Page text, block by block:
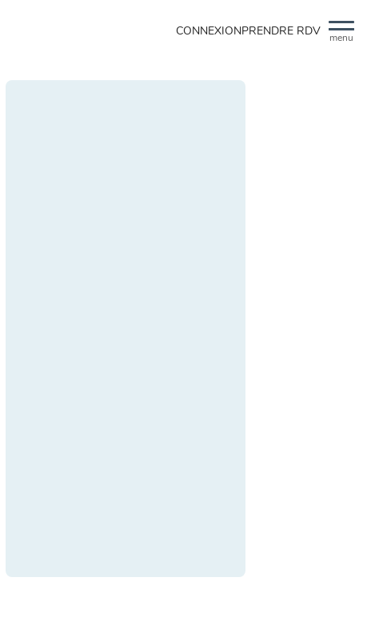
menu
CONNEXIONPRENDRE RDV